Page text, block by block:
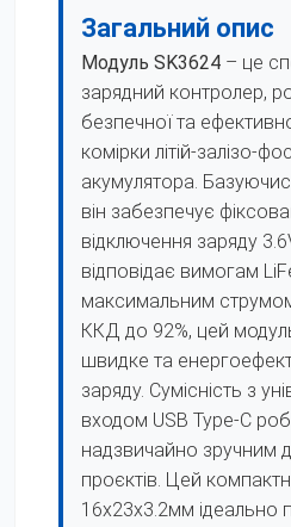
Загальний опис
Модуль SK3624 – це
зарядний контролер,
безпечної та
комірки літій-залізо-
акумулятора.
він забезпечує
відключення заряду
відповідає вимогам
максимальним
ККД до 92%, цей
швидке та
заряду. Сумісність з
входом USB Type-C
надзвичайно зручним
проєктів. Цей
16х23х3.2мм ідеально